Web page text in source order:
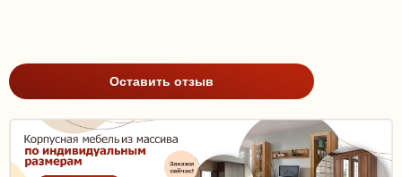
Оставить отзыв